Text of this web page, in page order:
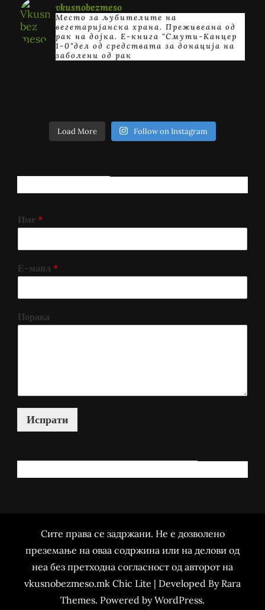
vkusnobezmeso
Место за љубителите на
вегетаријанска храна. Преживеана од
рак на дојка. E-книга "Смути-Канцер
1-0"дел од средствата за донација на
заболени од рак
Load More Follow on Instagram
Име *
Е-маил *
Порака
Испрати
Сите права се задржани. Не е дозволено
преземање на оваа содржина или на делови од
неа без претходна согласност од авторот на
vkusnobezmeso.mk Chic Lite | Developed By Rara
Themes. Powered byWordPress.